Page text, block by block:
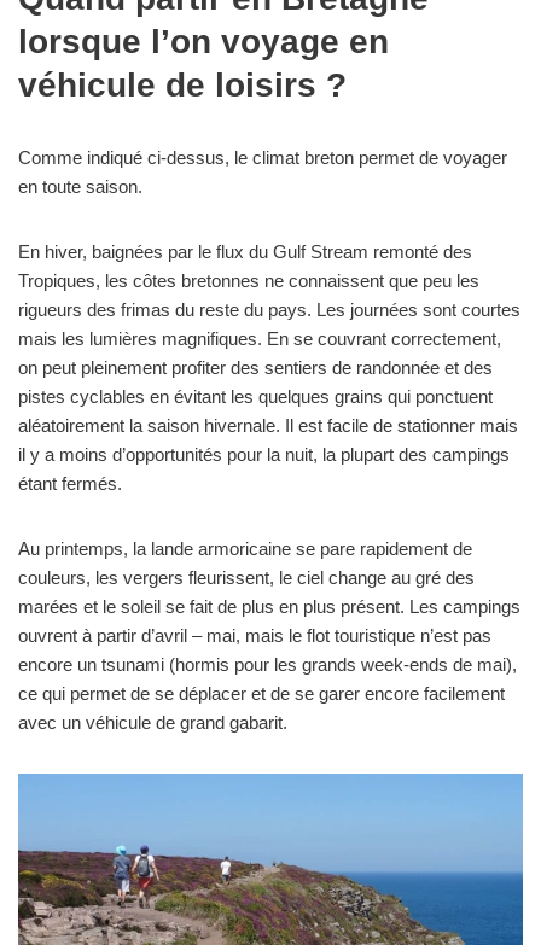
lorsque l’on voyage en
véhicule de loisirs ?
Comme indiqué ci-dessus, le climat breton permet de voyager
en toute saison.
En hiver, baignées par le flux du Gulf Stream remonté des
Tropiques, les côtes bretonnes ne connaissent que peu les
rigueurs des frimas du reste du pays. Les journées sont courtes
mais les lumières magnifiques. En se couvrant correctement,
on peut pleinement profiter des sentiers de randonnée et des
pistes cyclables en évitant les quelques grains qui ponctuent
aléatoirement la saison hivernale. Il est facile de stationner mais
il y a moins d’opportunités pour la nuit, la plupart des campings
étant fermés.
Au printemps, la lande armoricaine se pare rapidement de
couleurs, les vergers fleurissent, le ciel change au gré des
marées et le soleil se fait de plus en plus présent. Les campings
ouvrent à partir d’avril – mai, mais le flot touristique n’est pas
encore un tsunami (hormis pour les grands week-ends de mai),
ce qui permet de se déplacer et de se garer encore facilement
avec un véhicule de grand gabarit.